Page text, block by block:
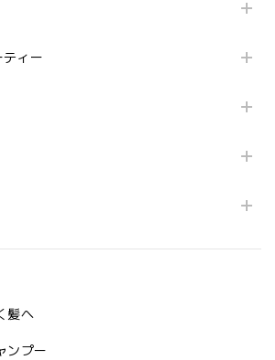
ティー
髪へ
ンプー